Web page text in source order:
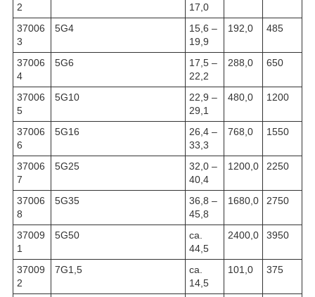
2
17,0
37006
3
5G4
15,6 –
19,9
192,0 485
37006
4
5G6
17,5 –
22,2
288,0 650
37006
5
5G10
22,9 –
29,1
480,0 1200
37006
6
5G16
26,4 –
33,3
768,0 1550
37006
7
5G25
32,0 –
40,4
1200,0 2250
37006
8
5G35
36,8 –
45,8
1680,0 2750
37009
1
5G50
ca.
44,5
2400,0 3950
37009
2
7G1,5
ca.
14,5
101,0 375